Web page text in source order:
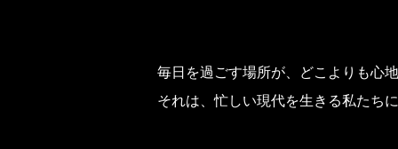
毎日を過ごす場所が、どこよりも心
それは、忙しい現代を生きる私たち